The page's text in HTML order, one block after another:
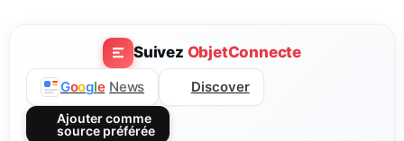
Suivez ObjetConnecte
Google News Discover
Ajouter comme
source préférée